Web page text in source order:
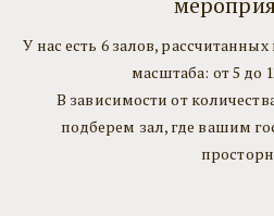
У нас есть 6 залов,
масштаба: от 5 до
В зависимости от
подберем зал, где вашим